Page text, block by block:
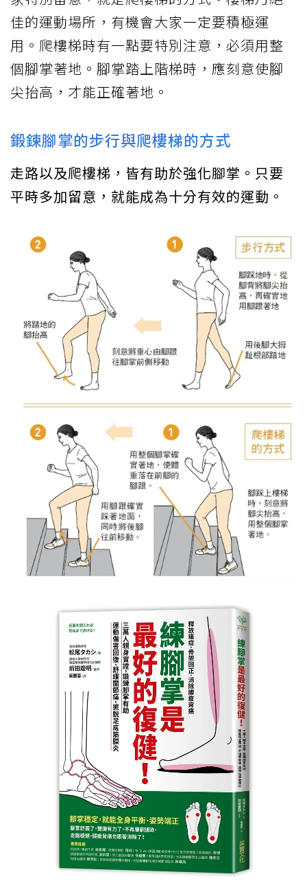
佳的運動場所，有機會大家一定要積極運
用。爬樓梯時有一點要特別注意，必須用整
個腳掌著地。腳掌踏上階梯時，應刻意使腳
尖抬高，才能正確著地。
鍛鍊腳掌的步行與爬樓梯的方式
走路以及爬樓梯，皆有助於強化腳掌。只要
平時多加留意，就能成為十分有效的運動。